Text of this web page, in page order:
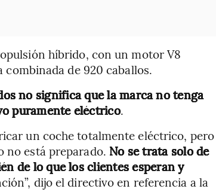
híbrido, con un motor V8
de 920 caballos.
no significa que la marca no tenga
puramente eléctrico.
un coche totalmente eléctrico, pero
no está preparado. No se trata solo de
de lo que los clientes esperan y
dijo el directivo en referencia a la